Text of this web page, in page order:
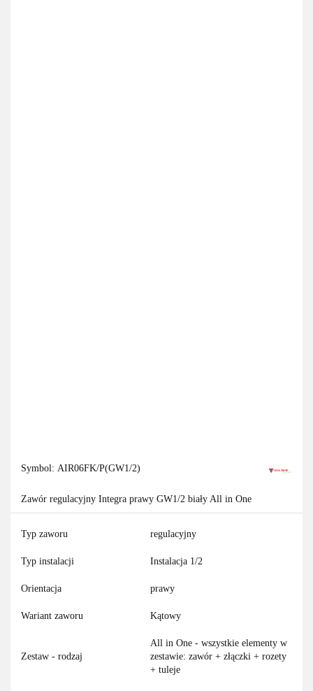
Symbol: AIR06FK/P(GW1/2)
Zawór regulacyjny Integra prawy GW1/2 biały All in One
Typ zaworu regulacyjny
Typ instalacji Instalacja 1/2
Orientacja prawy
Wariant zaworu Kątowy
Zestaw - rodzaj
All in One - wszystkie elementy w
zestawie: zawór + złączki + rozety
+ tuleje